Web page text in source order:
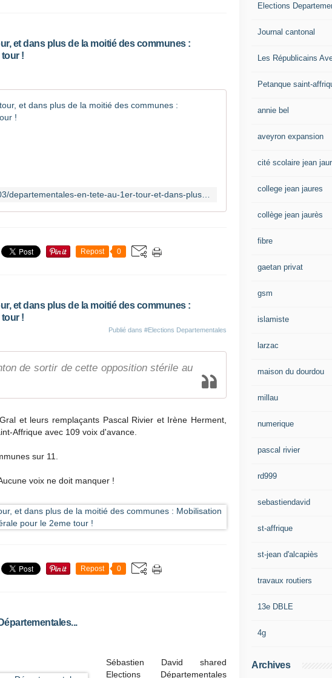
à la majorité départementale. En défendant les
l'assemblée, ils obtiendront plus facilement des
Sébastien David et Emilie Gral !
et dans plus de la moitié des communes :
!
[Départementales]
a
n
Repost 0
et dans plus de la moitié des communes :
!
Publié dans #Elections Departementales
de sortir de cette opposition stérile au
et leurs remplaçants Pascal Rivier et Irène Herment,
Affrique avec 109 voix d'avance.
sur 11.
voix ne doit manquer !
Repost 0
Sébastien David shared
Elections Départementales
Elections
Journal cantonal
Les Républicains
Petanque saint-
annie bel
aveyron expansion
cité scolaire jean
college jean jaures
collège jean jaurès
fibre
gaetan privat
gsm
islamiste
larzac
maison du dourdou
millau
numerique
pascal rivier
rd999
sebastiendavid
st-affrique
st-jean d'alcapiès
travaux routiers
13e DBLE
4g
Archives